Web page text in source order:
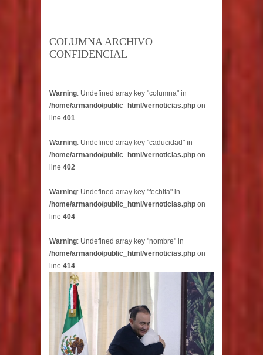
COLUMNA ARCHIVO
CONFIDENCIAL
Warning: Undefined array key "columna" in
/home/armando/public_html/vernoticias.php on
line 401
Warning: Undefined array key "caducidad" in
/home/armando/public_html/vernoticias.php on
line 402
Warning: Undefined array key "fechita" in
/home/armando/public_html/vernoticias.php on
line 404
Warning: Undefined array key "nombre" in
/home/armando/public_html/vernoticias.php on
line 414